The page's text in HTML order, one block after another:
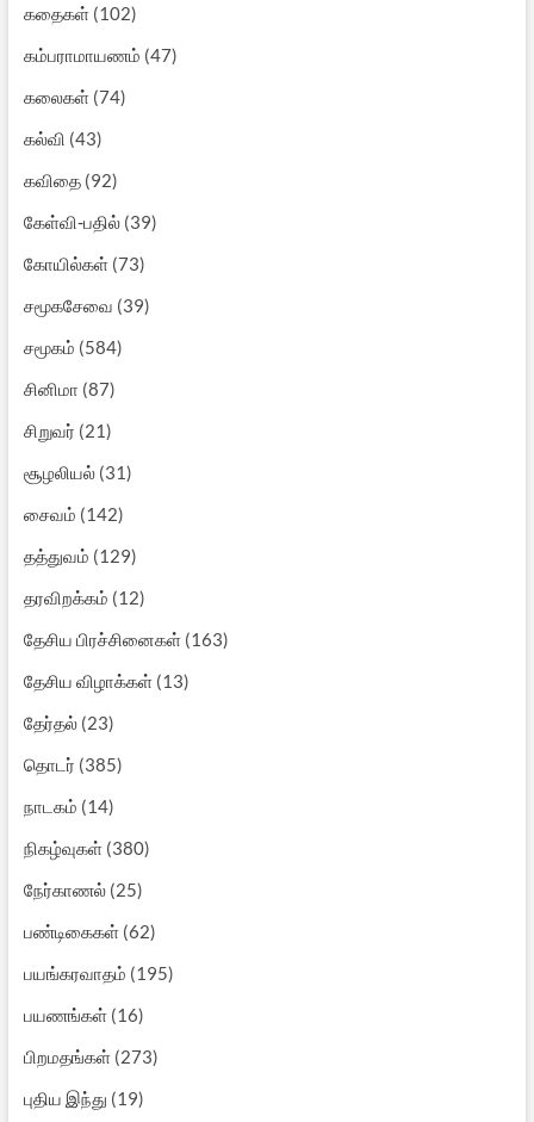
கதைகள்(102)
கம்பராமாயணம் (47)
கலைகள்(74)
கல்வி (43)
கவிதை(92)
கேள்வி-பதில்(39)
கோயில்கள்(73)
சமூகசேவை (39)
சமூகம் (584)
சினிமா (87)
சிறுவர் (21)
சூழலியல்(31)
சைவம் (142)
தத்துவம் (129)
தரவிறக்கம் (12)
தேசிய பிரச்சினைகள்(163)
தேசிய விழாக்கள்(13)
தேர்தல்(23)
தொடர் (385)
நாடகம் (14)
நிகழ்வுகள்(380)
நேர்காணல்(25)
பண்டிகைகள்(62)
பயங்கரவாதம் (195)
பயணங்கள்(16)
பிறமதங்கள்(273)
புதிய இந்து (19)